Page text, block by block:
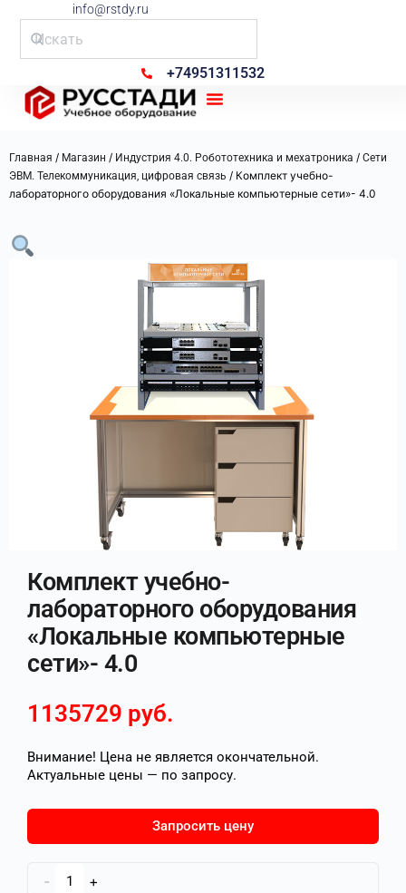
info@rstdy.ru
+74951311532
Главная / Магазин / Индустрия 4.0. Робототехника и мехатроника / Сети
ЭВМ. Телекоммуникация, цифровая связь / Комплект учебно-
лабораторного оборудования «Локальные компьютерные сети»- 4.0
Комплект учебно-
лабораторного оборудования
«Локальные компьютерные
сети»- 4.0
1135729 руб.
Внимание! Цена не является окончательной.
Актуальные цены — по запросу.
Запросить цену
- +